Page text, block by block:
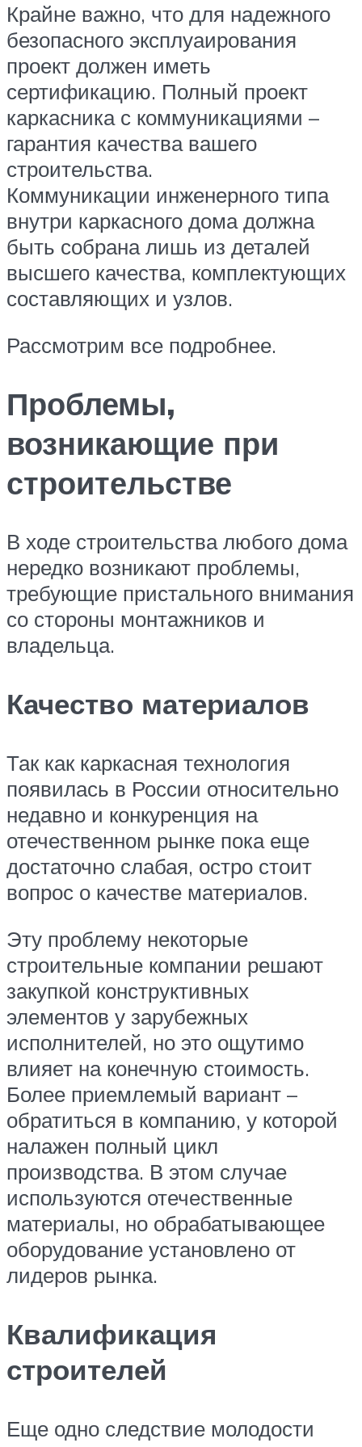
Крайне важно, что для надежного
безопасного эксплуаирования
проект должен иметь
сертификацию. Полный проект
каркасника с коммуникациями –
гарантия качества вашего
строительства.
Коммуникации инженерного типа
внутри каркасного дома должна
быть собрана лишь из деталей
высшего качества, комплектующих
составляющих и узлов.
Рассмотрим все подробнее.
Проблемы,
возникающие при
строительстве
В ходе строительства любого дома
нередко возникают проблемы,
требующие пристального внимания
со стороны монтажников и
владельца.
Качество материалов
Так как каркасная технология
появилась в России относительно
недавно и конкуренция на
отечественном рынке пока еще
достаточно слабая, остро стоит
вопрос о качестве материалов.
Эту проблему некоторые
строительные компании решают
закупкой конструктивных
элементов у зарубежных
исполнителей, но это ощутимо
влияет на конечную стоимость.
Более приемлемый вариант –
обратиться в компанию, у которой
налажен полный цикл
производства. В этом случае
используются отечественные
материалы, но обрабатывающее
оборудование установлено от
лидеров рынка.
Квалификация
строителей
Еще одно следствие молодости